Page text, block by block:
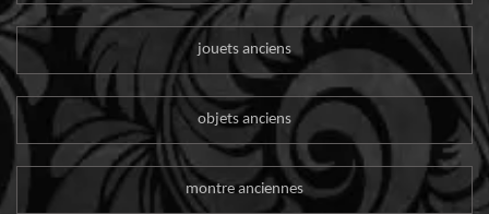
jouets anciens
objets anciens
montre anciennes